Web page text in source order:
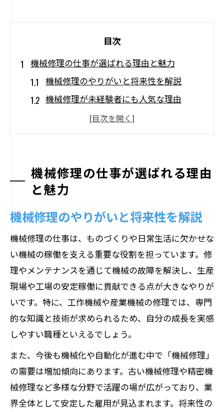
目次
機械修理の仕事が選ばれる理由と魅力
機械修理のやりがいと将来性を解説
機械修理が未経験者にも人気な理由
機械修理の魅力を現場目線で紹介
機械修理業界が安定している背景とは
未経験から機械修理でキャリアを築く方法
未経験から始める機械修理の第一歩
機械修理でキャリアアップするコツ
未経験者におすすめの機械修理資格
未経験から機械修理職へ転職する方法
年収アップに繋がる機械修理スキルとは
機械修理で年収を高める専門技術
年収向上に必須の機械修理スキル
機械修理業界で評価される資格と経験
機械修理スキルの習得で年収アップ
高収入を目指す機械修理職の学び方
あなたに合う機械修理の適性を見極める
機械修理に向いている人の特徴を解説
機械修理の仕事が選ばれる理由
と魅力
機械修理のやりがいと将来性を解説
機械修理の仕事は、ものづくりや日常生活に欠かせな
い機械の稼働を支える重要な役割を担っています。修
理やメンテナンスを通じて機械の故障を解決し、生産
現場や工場の安定稼働に貢献できる点が大きなやりが
いです。特に、工作機械や産業機械の修理では、専門
的な知識と技術が求められるため、自分の成長を実感
しやすい職種といえるでしょう。
また、今後も機械化や自動化が進む中で「機械修理」
の需要は増加傾向にあります。古い機械修理や精密機
械修理など多様な分野で活躍の場が広がっており、業
界全体として安定した雇用が見込まれます。将来性の